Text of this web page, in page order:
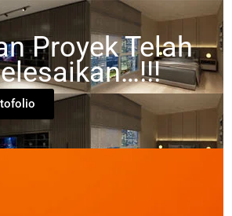
Proyek Telah